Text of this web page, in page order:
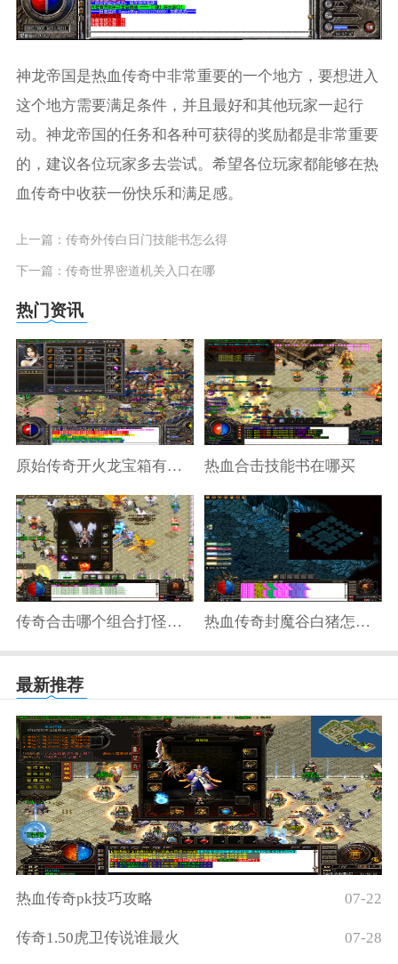
神龙帝国是热血传奇中非常重要的一个地方，要想进入
这个地方需要满足条件，并且最好和其他玩家一起行
动。神龙帝国的任务和各种可获得的奖励都是非常重要
的，建议各位玩家多去尝试。希望各位玩家都能够在热
血传奇中收获一份快乐和满足感。
上一篇： 传奇外传白日门技能书怎么得
下一篇： 传奇世界密道机关入口在哪
热门资讯
原始传奇开火龙宝箱有什么窍门 热血合击技能书在哪买
传奇合击哪个组合打怪快一点 热血传奇封魔谷白猪怎么打
最新推荐
热血传奇pk技巧攻略 07-22
传奇1.50虎卫传说谁最火 07-28